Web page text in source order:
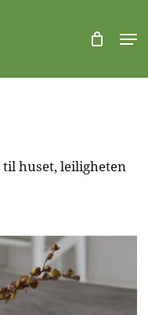
CLOSE
KURV
huset, leiligheten
Close